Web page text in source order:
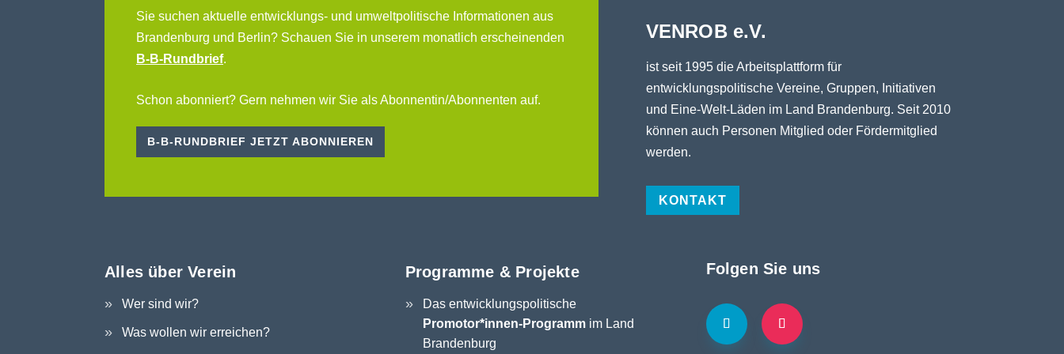
Sie suchen aktuelle entwicklungs- und umweltpolitische Informationen aus
Brandenburg und Berlin? Schauen Sie in unserem monatlich erscheinenden
B-B-Rundbrief.
Schon abonniert? Gern nehmen wir Sie als Abonnentin/Abonnenten auf.
B-B-RUNDBRIEF JETZT ABONNIEREN
VENROB e.V.
ist seit 1995 die Arbeitsplattform für
entwicklungspolitische Vereine, Gruppen, Initiativen
und Eine-Welt-Läden im Land Brandenburg. Seit 2010
können auch Personen Mitglied oder Fördermitglied
werden.
KONTAKT
Alles über Verein
Wer sind wir?
Was wollen wir erreichen?
Programme & Projekte
Das entwicklungspolitische
Promotor*innen-Programm im Land
Brandenburg
Folgen Sie uns